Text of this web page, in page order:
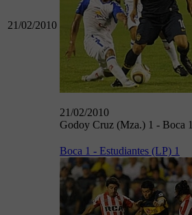
21/02/2010
21/02/2010
Godoy Cruz (Mza.) 1 - Boca 1
Boca 1 - Estudiantes (LP) 1